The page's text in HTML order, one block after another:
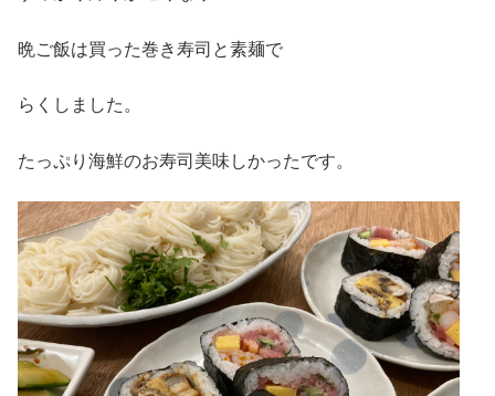
晩ご飯は買った巻き寿司と素麺で
らくしました。
たっぷり海鮮のお寿司美味しかったです。